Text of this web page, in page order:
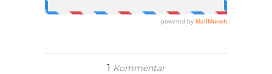
1 Kommentar